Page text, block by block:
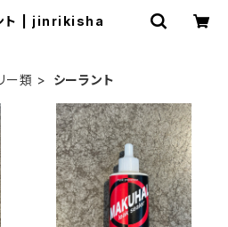
ト | jinrikisha
ー類 シーラント